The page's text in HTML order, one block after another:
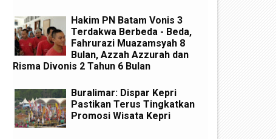
Hakim PN Batam Vonis 3
Terdakwa Berbeda - Beda,
Fahrurazi Muazamsyah 8
Bulan, Azzah Azzurah dan
Risma Divonis 2 Tahun 6 Bulan
Buralimar: Dispar Kepri
Pastikan Terus Tingkatkan
Promosi Wisata Kepri